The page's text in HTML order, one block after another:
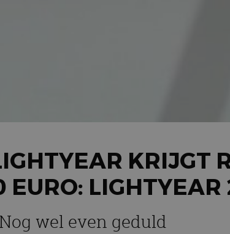
KRIJGT
LIGHTYEAR
Nog wel even geduld